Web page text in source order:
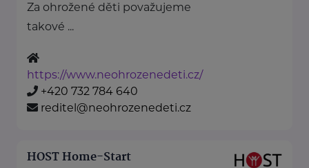
Za ohrožené děti považujeme
takové ...
https://www.neohrozenedeti.cz/
+420 732 784 640
reditel@neohrozenedeti.cz
HOST Home-Start